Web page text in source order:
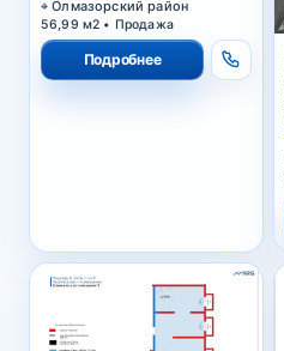
56,99 м2 • Продажа
Подробнее